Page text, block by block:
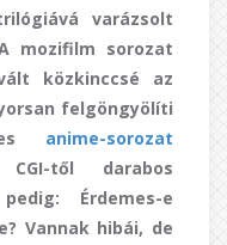
varázsolt
mozifilm sorozat
közkinccsé az
felgöngyölíti
anime-sorozat
től darabos
Érdemes-e
Vannak hibái, de